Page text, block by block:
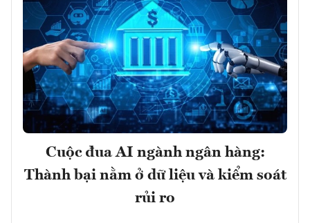
Cuộc đua AI ngành ngân hàng:
Thành bại nằm ở dữ liệu và kiểm soát
rủi ro